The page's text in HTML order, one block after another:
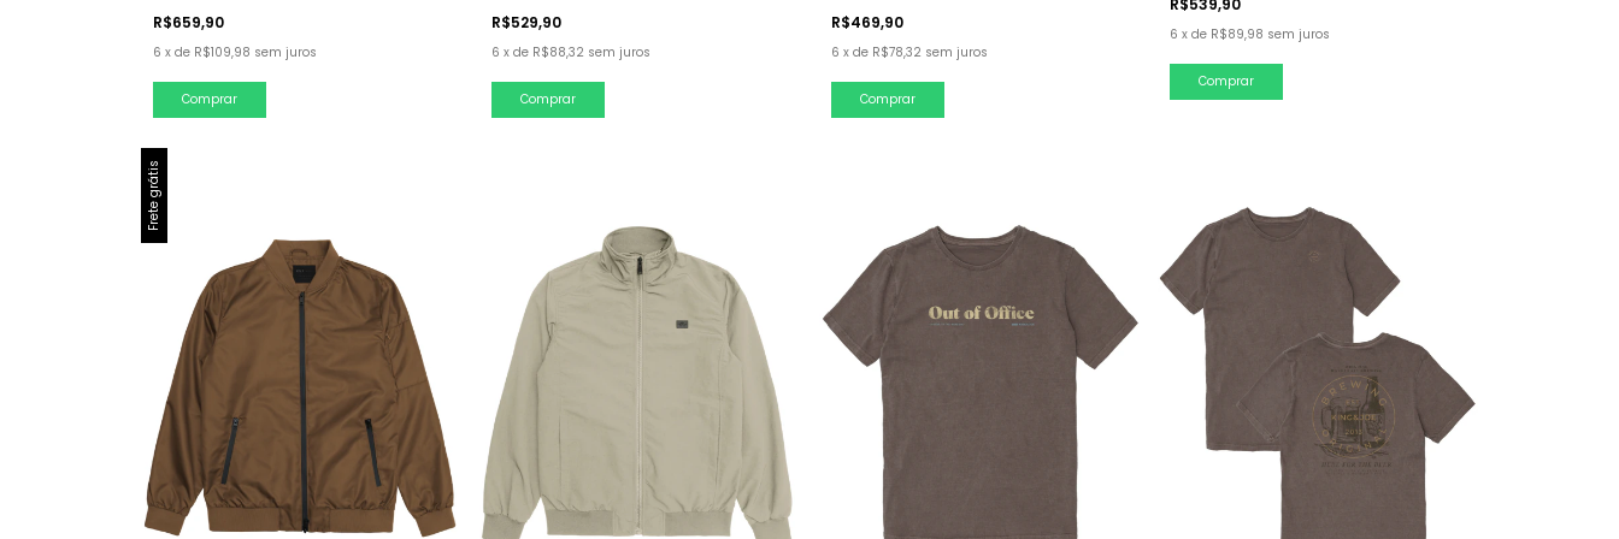
R$659,90
6 x de R$109,98 sem juros
Comprar
R$529,90
6 xde R$88,32 sem juros
Comprar
R$469,90
6 x de R$78,32 sem juros
Comprar
R$539,90
6 x de R$89,98 sem juros
Comprar
Frete grátis